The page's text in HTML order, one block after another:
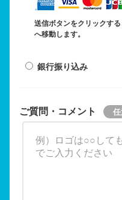
送信ボタンをクリックす
へ移動します。
銀行振り込み
ご質問・コメント